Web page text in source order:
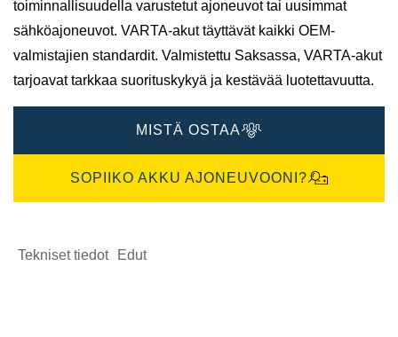
toiminnallisuudella varustetut ajoneuvot tai uusimmat
sähköajoneuvot. VARTA-akut täyttävät kaikki OEM-
valmistajien standardit. Valmistettu Saksassa, VARTA-akut
tarjoavat tarkkaa suorituskykyä ja kestävää luotettavuutta.
MISTÄ OSTAA
SOPIIKO AKKU AJONEUVOONI?
Tekniset tiedot Edut